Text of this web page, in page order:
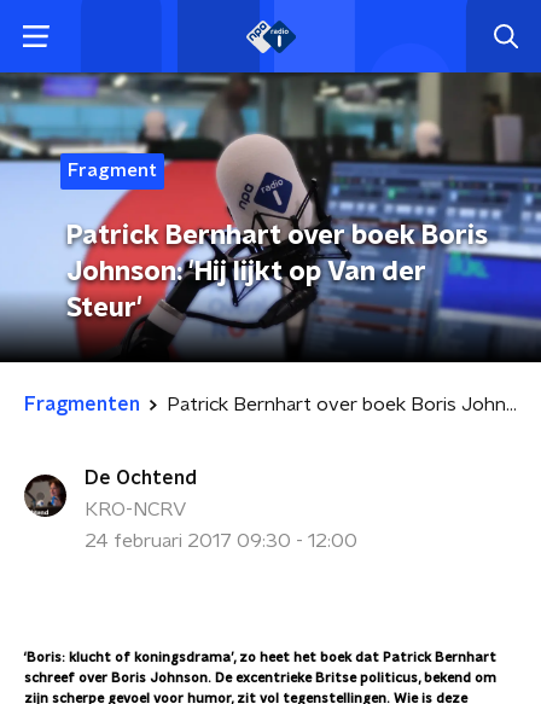
Fragment
Patrick Bernhart over boek Boris
Johnson: 'Hij lijkt op Van der
Steur'
Fragmenten Patrick Bernhart over boek Boris Johnson: 'Hij lijkt op Van der Steur'
De Ochtend
KRO-NCRV
24 februari 2017 09:30 - 12:00
‘Boris: klucht of koningsdrama’, zo heet het boek dat Patrick Bernhart
schreef over Boris Johnson. De excentrieke Britse politicus, bekend om
zijn scherpe gevoel voor humor, zit vol tegenstellingen. Wie is deze